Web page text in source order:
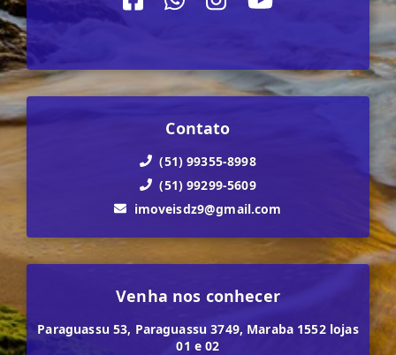
Contato
(51) 99355-8998
(51) 99299-5609
imoveisdz9@gmail.com
Venha nos conhecer
Paraguassu 53, Paraguassu 3749, Maraba 1552 lojas
01 e 02